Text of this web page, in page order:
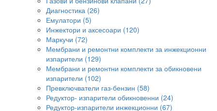
Диагностика (26)
Емулатори (5)
Инжектори и аксесоари (120)
Маркучи (72)
Мембрани и ремонтни комплекти за инжекционни
изпарители (129)
Мембрани и ремонтни комплекти за обикновени
изпарители (102)
Превключватели газ-бензин (58)
Редуктор- изпарители обикновенни (24)
Редуктор-изпарители инжекционни (67)